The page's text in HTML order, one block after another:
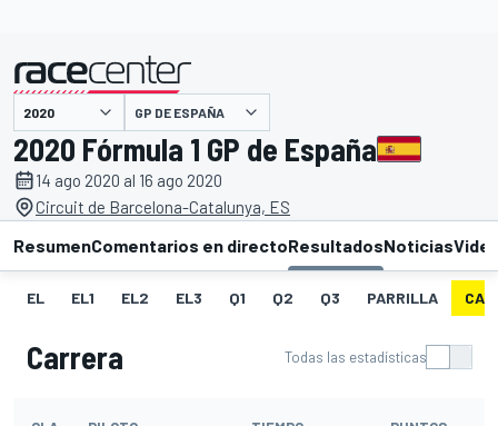
presentado por GP DE ESPAÑA
2020 Fórmula 1 GP de España
14 ago 2020 al 16 ago 2020
Circuit de Barcelona-Catalunya, ES
ResumenComentarios en directoResultadosNoticias
EL EL1 EL2 EL3 Q1 Q2 Q3 PARRILLA
Carrera Todas las estadísticas